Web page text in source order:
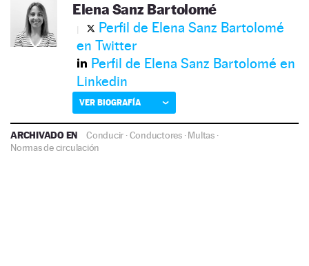
Elena Sanz Bartolomé
Perfil de Elena Sanz Bartolomé
en Twitter
Perfil de Elena Sanz Bartolomé en
Linkedin
VER BIOGRAFÍA
ARCHIVADO EN Conducir ·Conductores·Multas·
Normas de circulación